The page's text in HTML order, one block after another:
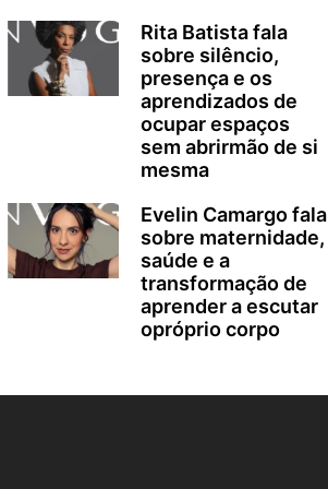
Rita Batista fala
sobre silêncio,
presença e os
aprendizados de
ocupar espaços
sem abrirmão de si
mesma
Evelin Camargo fala
sobre maternidade,
saúde e a
transformação de
aprender a escutar
opróprio corpo